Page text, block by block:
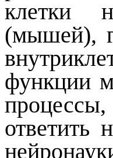
клетки
(мышей),
функции
ответить